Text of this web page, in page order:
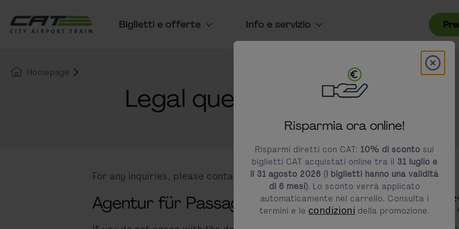
Navigazione principale
Biglietti e offerte Info e servizio
Homepage
Legal questions?
For any inquiries, please contact us via email atlegal@cityairporttrain.com.
Agentur für Passagier- und Fahrgastrechte
Modal
modals.promotion.title
Risparmia ora online!
Risparmi diretti con CAT: 10% di sconto sui
biglietti CAT acquistati online tra il 31 luglio e
il 31 agosto 2026 (i biglietti hanno una validità
di 6 mesi). Lo sconto verrà applicato
automaticamente nel carrello. Consulta i
termini e le condizioni della promozione.